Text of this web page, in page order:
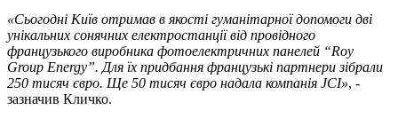
«Сьогодні Київ отримав в якості гуманітарної допомоги дві
унікальних сонячних електростанції від провідного
французького виробника фотоелектричних панелей “Roy
Group Energy”. Для їх придбання французькі партнери зібрали
250 тисяч євро. Ще 50 тисяч євро надала компанія JCI», -
зазначив Кличко.